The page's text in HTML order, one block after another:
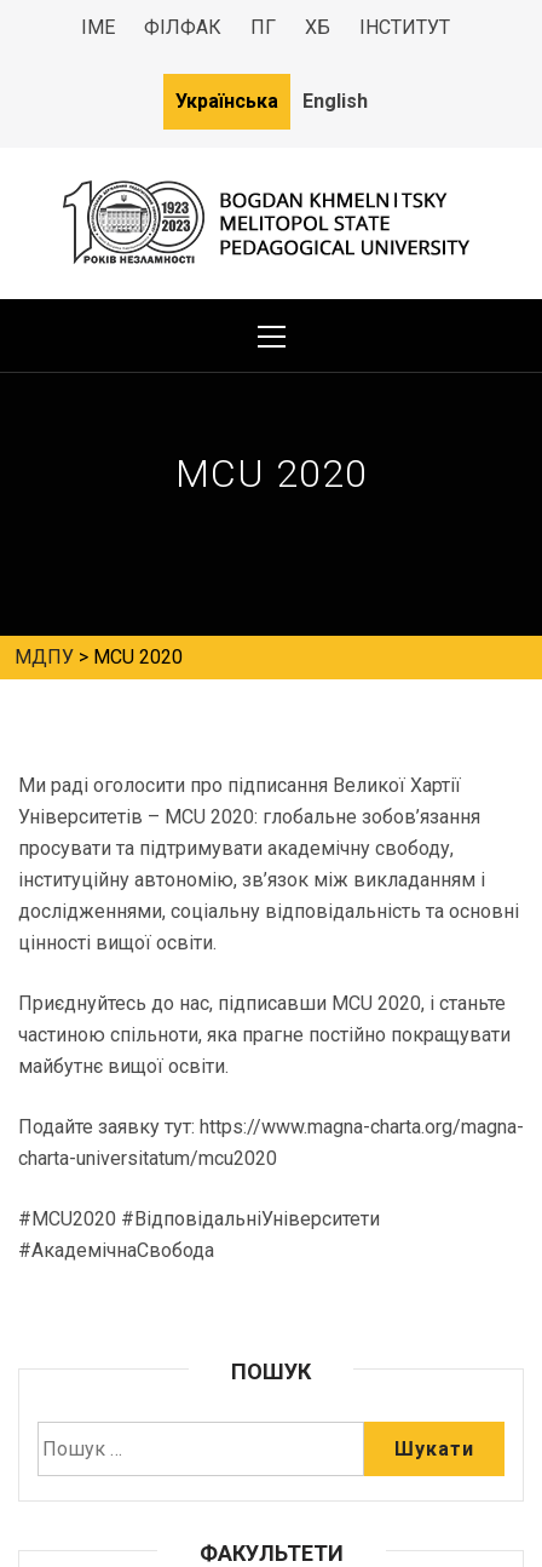
ІМЕ ФІЛФАК ПГ ХБ ІНСТИТУТ
Українська English
МДПУ
MCU 2020
МДПУ > MCU 2020
Ми раді оголосити про підписання Великої Хартії
Університетів – MCU 2020: глобальне зобов’язання
просувати та підтримувати академічну свободу,
інституційну автономію, зв’язок між викладанням і
дослідженнями, соціальну відповідальність та основні
цінності вищої освіти.
Приєднуйтесь до нас, підписавши MCU 2020, і станьте
частиною спільноти, яка прагне постійно покращувати
майбутнє вищої освіти.
Подайте заявку тут: https://www.magna-charta.org/magna-
charta-universitatum/mcu2020
#MCU2020 #ВідповідальніУніверситети
#АкадемічнаСвобода
ПОШУК
ФАКУЛЬТЕТИ